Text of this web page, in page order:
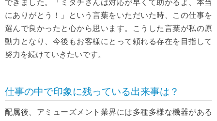
にありがとう！」という言葉をいただいた時、この仕事を
選んで良かったと心から思います。こうした言葉が私の原
動力となり、今後もお客様にとって頼れる存在を目指して
努力を続けていきたいです。
仕事の中で印象に残っている出来事は？
配属後、アミューズメント業界には多種多様な機器がある